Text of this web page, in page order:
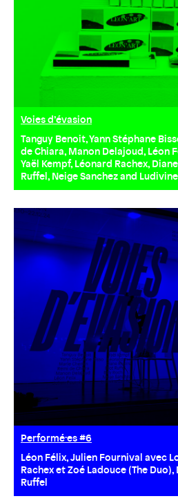
Voies d’évasion
Tanguy Benoit, Yann Stéphane
de Chiara, Manon Delajoud, Léon
Yaël Kempf, Léonard Rachex,
Ruffel, Neige Sanchez and
Performé·es #6
Léon Félix, Julien Fournival avec
Rachex et Zoé Ladouce (The
Ruffel